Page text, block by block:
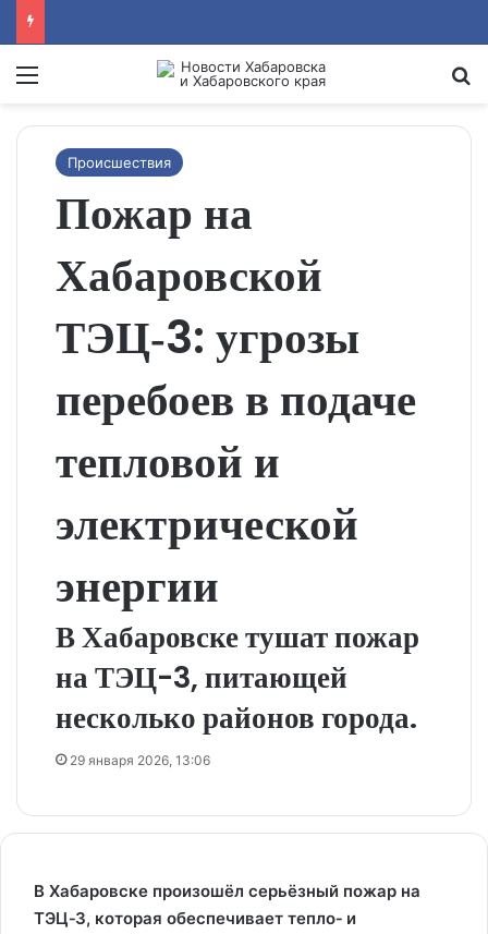
Menu
Происшествия
Пожар на
Хабаровской
ТЭЦ‑3: угрозы
перебоев в подаче
тепловой и
электрической
энергии
В Хабаровске тушат пожар
на ТЭЦ-3, питающей
несколько районов города.
29 января 2026, 13:06
В Хабаровске произошёл серьёзный пожар на
ТЭЦ‑3, которая обеспечивает тепло‑ и